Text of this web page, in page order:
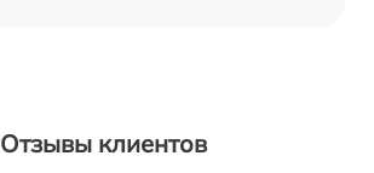
Отзывы клиентов